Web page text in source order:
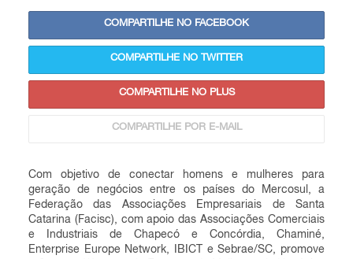
COMPARTILHE NO FACEBOOK
COMPARTILHE NO TWITTER
COMPARTILHE NO PLUS
COMPARTILHE POR E-MAIL
Com objetivo de conectar homens e mulheres para
geração de negócios entre os países do Mercosul, a
Federação das Associações Empresariais de Santa
Catarina (Facisc), com apoio das Associações Comerciais
e Industriais de Chapecó e Concórdia, Chaminé,
Enterprise Europe Network, IBICT e Sebrae/SC, promove